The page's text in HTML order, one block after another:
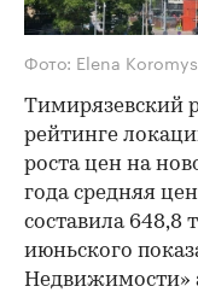
Фото: Elena
Тимирязевский
рейтинге
роста цен на
года средняя
составила 648,8
июньского
Недвижимости»